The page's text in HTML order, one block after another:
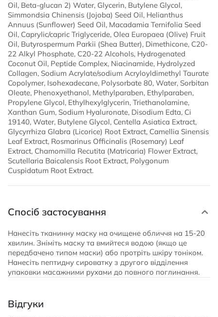
Oil, Beta-glucan 2) Water, Glycerin, Butylene Glycol,
Simmondsia Chinensis (Jojoba) Seed Oil, Helianthus
Annuus (Sunflower) Seed Oil, Macadamia Ternifolia Seed
Oil, Caprylic/capric Triglyceride, Olea Europaea (Olive) Fruit
Oil, Butyrospermum Parkii (Shea Butter), Dimethicone, C20-
22 Alkyl Phosphate, C20-22 Alcohols, Hydrogenated
Coconut Oil, Peptide Complex, Niacinamide, Hydrolyzed
Collagen, Sodium Acrylate/sodium Acryloyldimethyl Taurate
Copolymer, Isohexadecane, Polysorbate 80, Water, Sorbitan
Oleate, Phenoxyethanol, Methylparaben, Ethylparaben,
Propylene Glycol, Ethylhexylglycerin, Triethanolamine,
Xanthan Gum, Sodium Hyaluronate, Disodium Edta, Ci
19140, Water, Butylene Glycol, Centella Asiatica Extract,
Glycyrrhiza Glabra (Licorice) Root Extract, Camellia Sinensis
Leaf Extract, Rosmarinus Officinalis (Rosemary) Leaf
Extract, Chamomilla Recutita (Matricaria) Flower Extract,
Scutellaria Baicalensis Root Extract, Polygonum
Cuspidatum Root Extract.
Спосіб застосування
Нанесіть тканинну маску на очищене обличчя на 15-20
хвилин. Зніміть маску та вмийтеся водою (якщо це
передбачено типом маски) або протріть шкіру тоніком.
Нанесіть пептидну сироватку з другого відділення
упаковки масажними рухами до повного поглинання.
Відгуки